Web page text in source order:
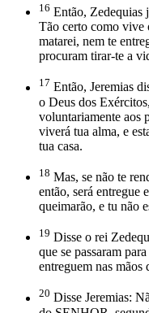
16 Então, Zedequias
Tão certo como vive
matarei, nem te
procuram tirar-te a
17 Então, Jeremias
o Deus dos
voluntariamente aos
viverá tua alma, e
tua casa.
18 Mas, se não te
então, será entregue
queimarão, e tu não
19 Disse o rei
que se passaram
entreguem nas mãos
20 Disse Jeremias: